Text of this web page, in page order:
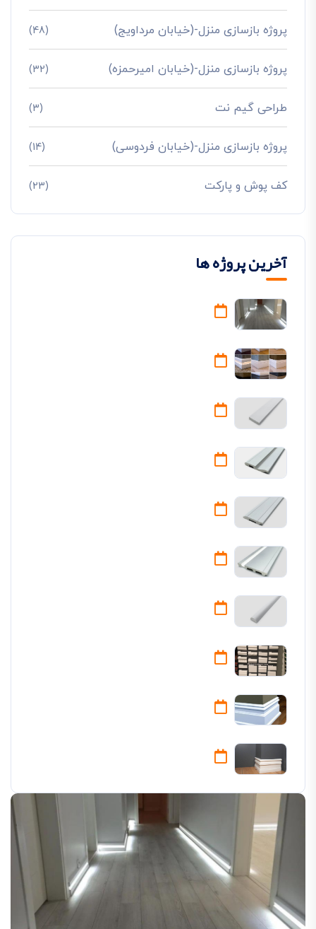
پروژه بازسازی منزل-(خیابان مرداویج) (48)
پروژه بازسازی منزل-(خیابان امیرحمزه) (32)
طراحی گیم نت (3)
پروژه بازسازی منزل-(خیابان فردوسی) (14)
کف پوش و پارکت (23)
آخرین پروژه ها